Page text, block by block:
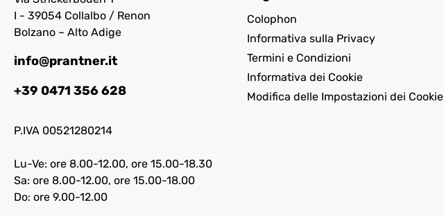
I - 39054 Collalbo / Renon
Bolzano ~ Alto Adige
info@prantner.it
+39 0471 356 628
P.IVA 00521280214
Lu-Ve: ore 8.00-12.00, ore 15.00-18.30
Sa: ore 8.00-12.00, ore 15.00-18.00
Do: ore 9.00-12.00
Colophon
Informativa sulla Privacy
Termini e Condizioni
Informativa dei Cookie
Modifica delle Impostazioni dei Cookie